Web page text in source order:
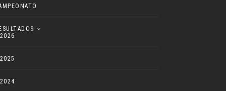
2026
2025
2024